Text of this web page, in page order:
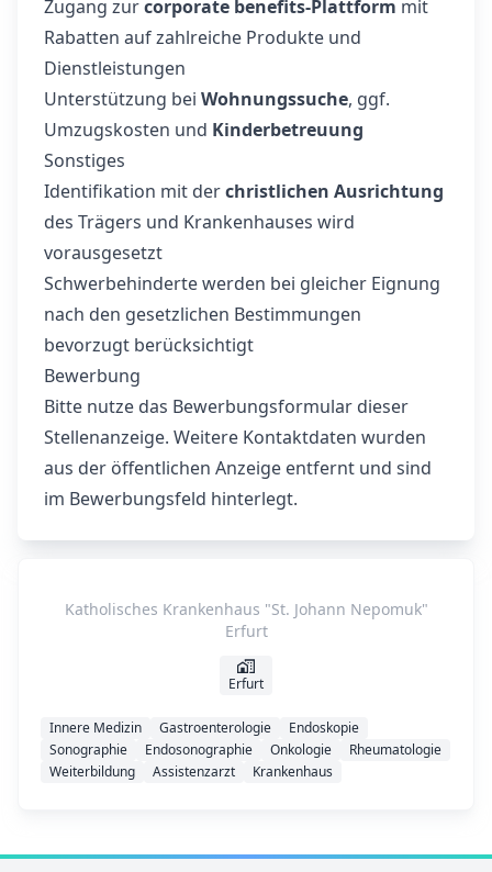
Zugang zurcorporate benefits-Plattform mit
Rabatten auf zahlreiche Produkte und
Dienstleistungen
Unterstützung bei Wohnungssuche, ggf.
Umzugskosten und Kinderbetreuung
Sonstiges
Identifikation mit derchristlichen Ausrichtung
des Trägers und Krankenhauses wird
vorausgesetzt
Schwerbehinderte werden bei gleicher Eignung
nach den gesetzlichen Bestimmungen
bevorzugt berücksichtigt
Bewerbung
Bitte nutze das Bewerbungsformular dieser
Stellenanzeige. Weitere Kontaktdaten wurden
aus der öffentlichen Anzeige entfernt und sind
im Bewerbungsfeld hinterlegt.
Katholisches Krankenhaus "St. Johann Nepomuk"
Erfurt
Erfurt
Innere Medizin Gastroenterologie
Endoskopie
Sonographie
Endosonographie Onkologie
Rheumatologie
Weiterbildung
Assistenzarzt Krankenhaus